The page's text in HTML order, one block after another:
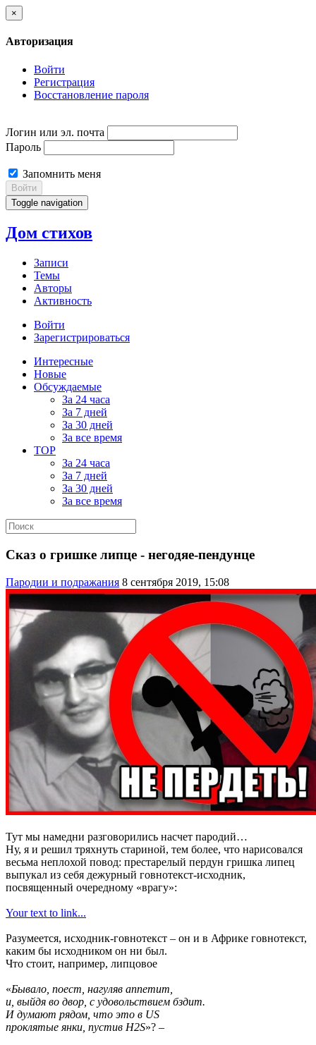
×
Авторизация
Войти
Регистрация
Восстановление пароля
Логин или эл. почта
Пароль
Запомнить меня
Войти
Toggle navigation
Дом стихов
Записи
Темы
Авторы
Активность
Войти
Зарегистрироваться
Интересные
Новые
Обсуждаемые
За 24 часа
За 7 дней
За 30 дней
За все время
TOP
За 24 часа
За 7 дней
За 30 дней
За все время
Cказ о гришке липце - негодяе-пендунце
Пародии и подражания 8 сентября 2019, 15:08
Тут мы намедни разговорились насчет пародий…
Ну, я и решил тряхнуть стариной, тем более, что нарисовался
весьма неплохой повод: престарелый пердун гришка липец
выпукал из себя дежурный говнотекст-исходник,
посвященный очередному «врагу»:
Your text to link...
Разумеется, исходник-говнотекст – он и в Африке говнотекст,
каким бы исходником он ни был.
Что стоит, например, липцовое
«Бывало, поест, нагуляв аппетит,
и, выйдя во двор, с удовольствием бздит.
И думают рядом, что это в US
проклятые янки, пустив H2S»? –